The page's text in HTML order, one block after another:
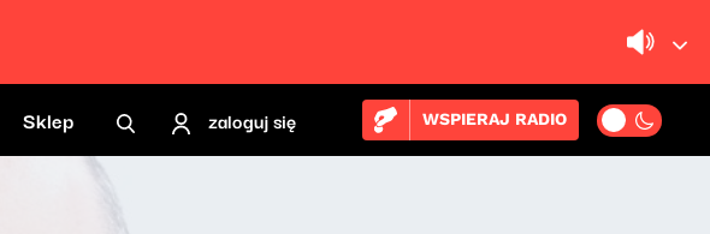
Sklep zaloguj się WSPIERAJ RADIO